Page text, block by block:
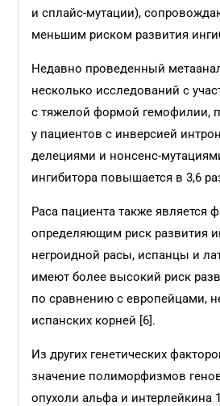
и сплайс-мутации),
меньшим риском развития
Недавно проведенный
несколько исследований с
с тяжелой формой гемофилии,
у пациентов с инверсией
делециями и нонсенс-
ингибитора повышается в 3,6
Раса пациента также является
определяющим риск развития
негроидной расы, испанцы и
имеют более высокий риск
по сравнению с европейцами,
испанских корней [6].
Из других генетических
значение полиморфизмов
опухоли альфа и интерлейкина